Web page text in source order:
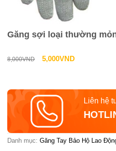
Găng sợi loại thường
8,000VND
Giá
là:
5,000VNDGiá
tại
là:
Liên hệ
Danh mục: Găng Tay Bảo Hộ Lao